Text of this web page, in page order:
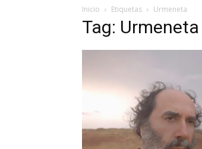
Inicio Etiquetas Urmeneta
Tag: Urmeneta